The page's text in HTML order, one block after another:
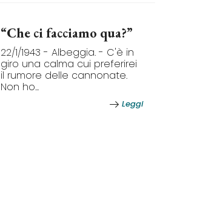
“Che ci facciamo qua?”
22/1/1943 - Albeggia. - C'è in
giro una calma cui preferirei
il rumore delle cannonate.
Non ho...
Leggi